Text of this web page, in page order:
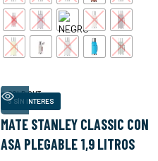
SOLD OUT
3 SÍN INTERES
MATE STANLEY CLASSIC CON
ASA PLEGABLE 1,9 LITROS